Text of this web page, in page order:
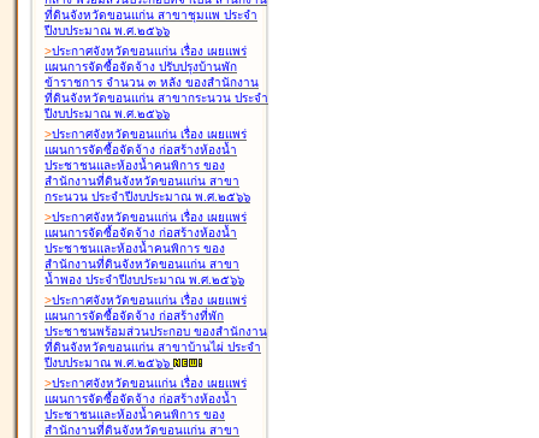
ที่ดินจังหวัดขอนแก่น สาขาชุมแพ ประจำ
ปีงบประมาณ พ.ศ.๒๕๖๖
>ประกาศจังหวัดขอนแก่น เรื่อง เผยแพร่
แผนการจัดซื้อจัดจ้าง ปรับปรุงบ้านพัก
ข้าราชการ จำนวน ๓ หลัง ของสำนักงาน
ที่ดินจังหวัดขอนแก่น สาขากระนวน ประจำ
ปีงบประมาณ พ.ศ.๒๕๖๖
>ประกาศจังหวัดขอนแก่น เรื่อง เผยแพร่
แผนการจัดซื้อจัดจ้าง ก่อสร้างห้องน้ำ
ประชาชนและห้องน้ำคนพิการ ของ
สำนักงานที่ดินจังหวัดขอนแก่น สาขา
กระนวน ประจำปีงบประมาณ พ.ศ.๒๕๖๖
>ประกาศจังหวัดขอนแก่น เรื่อง เผยแพร่
แผนการจัดซื้อจัดจ้าง ก่อสร้างห้องน้ำ
ประชาชนและห้องน้ำคนพิการ ของ
สำนักงานที่ดินจังหวัดขอนแก่น สาขา
น้ำพอง ประจำปีงบประมาณ พ.ศ.๒๕๖๖
>ประกาศจังหวัดขอนแก่น เรื่อง เผยแพร่
แผนการจัดซื้อจัดจ้าง ก่อสร้างที่พัก
ประชาชนพร้อมส่วนประกอบ ของสำนักงาน
ที่ดินจังหวัดขอนแก่น สาขาบ้านไผ่ ประจำ
ปีงบประมาณ พ.ศ.๒๕๖๖
>ประกาศจังหวัดขอนแก่น เรื่อง เผยแพร่
แผนการจัดซื้อจัดจ้าง ก่อสร้างห้องน้ำ
ประชาชนและห้องน้ำคนพิการ ของ
สำนักงานที่ดินจังหวัดขอนแก่น สาขา